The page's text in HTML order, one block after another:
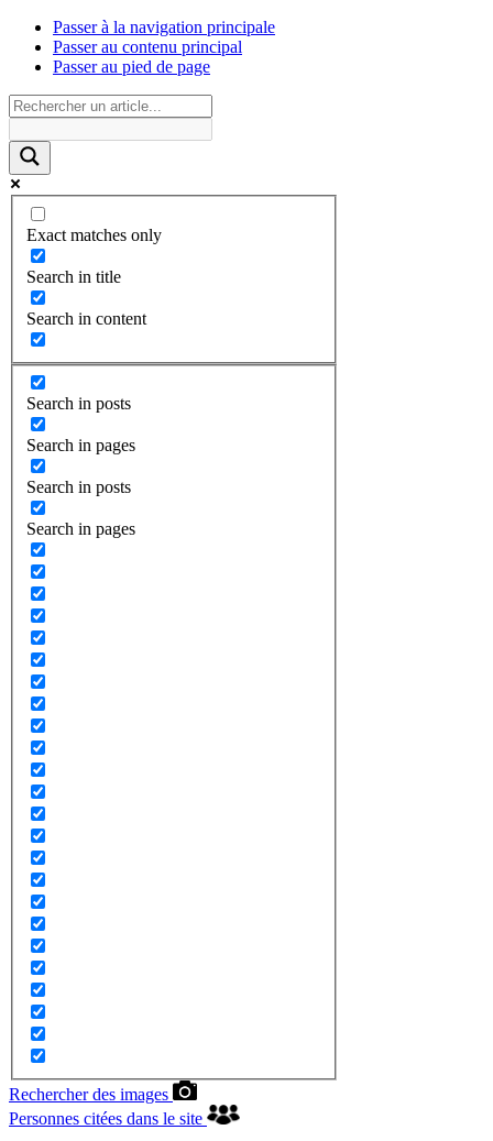
Passer à la navigation principale
Passer au contenu principal
Passer au pied de page
Exact matches only
Search in title
Search in content
Search in posts
Search in pages
Search in posts
Search in pages
Rechercher des images
Personnes citées dans le site